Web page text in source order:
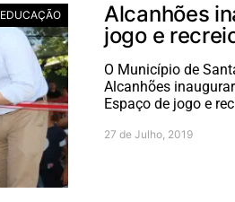
EDUCAÇÃO
Alcanhões
jogo e
O Município de
Alcanhões
Espaço de jogo e
27 de Julho, 2019